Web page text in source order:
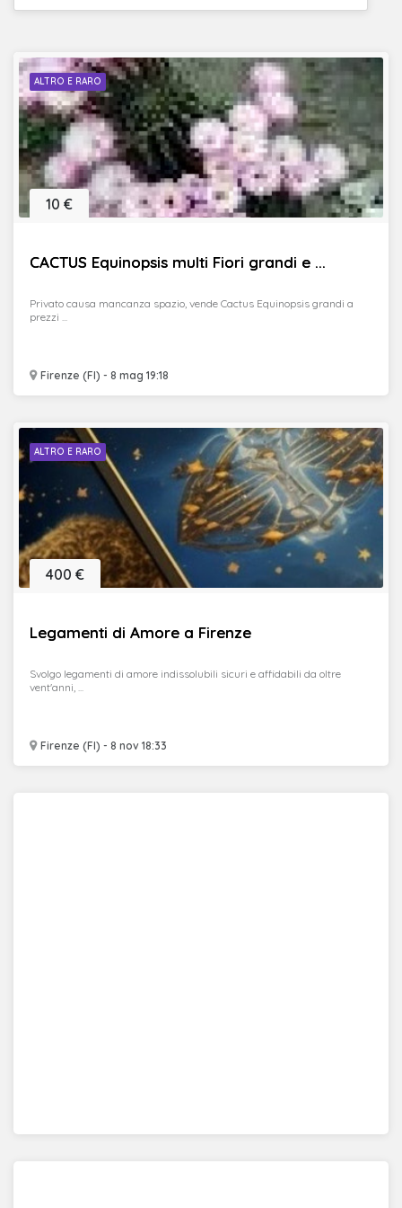
ALTRO E RARO
CACTUS Equinopsis multi Fiori grandi e ...
Firenze (FI) - 8 mag 19:18
10 €
Privato causa mancanza spazio, vende Cactus Equinopsis grandi a
prezzi ...
ALTRO E RARO
Legamenti di Amore a Firenze
Firenze (FI) - 8 nov 18:33
400 €
Svolgo legamenti di amore indissolubili sicuri e affidabili da oltre
vent'anni, ...